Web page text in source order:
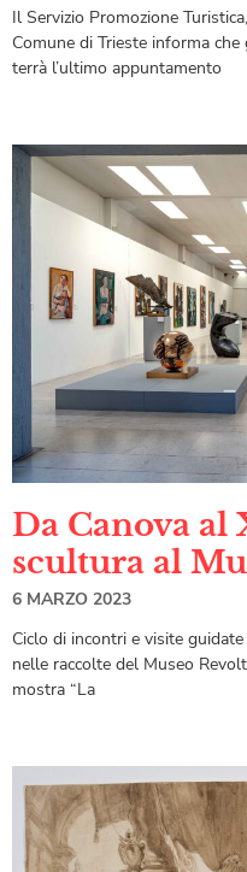
Il Servizio Promozione
Comune di Trieste informa
terrà l’ultimo appuntamento
Da Canova al
scultura al
6 MARZO 2023
Ciclo di incontri e visite
nelle raccolte del Museo
mostra “La